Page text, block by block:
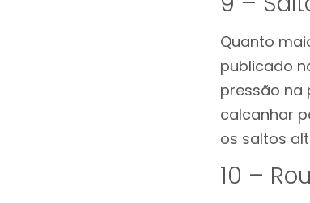
Quanto
publicado
pressão na
calcanhar
os saltos
10 –